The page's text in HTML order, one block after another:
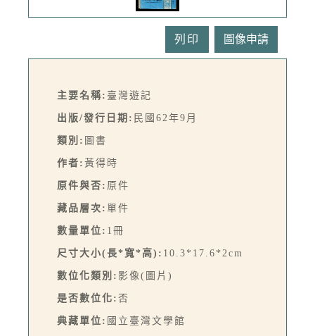
列印
主要名稱: 臺灣遊記
出版/發行日期: 民國62年9月
類別: 圖書
作者: 黃得時
原件與否: 原件
藏品層次: 單件
數量單位: 1冊
尺寸大小(長*寬*高): 10.3*17.6*2cm
數位化類別: 影像(圖片)
是否數位化: 否
典藏單位: 國立臺灣文學館